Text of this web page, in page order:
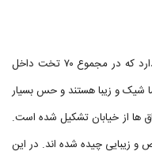
در سه طبقه این هتل ۲۸ واحد اقامتی وجود دارد که در مجموع ۷۰ تخت داخل
شیک و زیبا هستند و حس بسیار
ها از خیابان تشکیل شده است.
و زیبایی چیده شده اند. در این